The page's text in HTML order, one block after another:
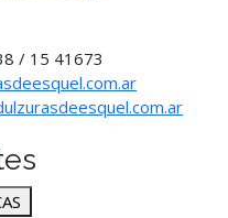
/ 15 41673